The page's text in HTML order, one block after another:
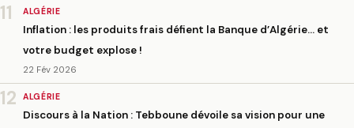
11 ALGÉRIE
Inflation : les produits frais défient la Banque d’Algérie… et
votre budget explose !
22 Fév 2026
12 ALGÉRIE
Discours à la Nation : Tebboune dévoile sa vision pour une